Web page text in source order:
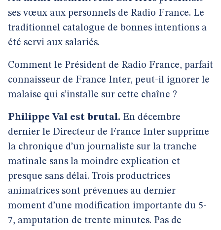
ses vœux aux personnels de Radio France. Le
traditionnel catalogue de bonnes intentions a
été servi aux salariés.
Comment le Président de Radio France, parfait
connaisseur de France Inter, peut-il ignorer le
malaise qui s’installe sur cette chaîne ?
Philippe Val est brutal. En décembre
dernier le Directeur de France Inter supprime
la chronique d’un journaliste sur la tranche
matinale sans la moindre explication et
presque sans délai. Trois productrices
animatrices sont prévenues au dernier
moment d’une modification importante du 5-
7, amputation de trente minutes. Pas de